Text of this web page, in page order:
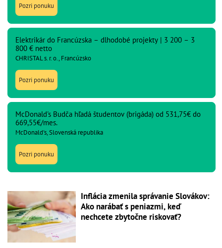
Pozri ponuku
Elektrikár do Francúzska – dlhodobé projekty | 3 200 – 3
800 € netto
CHRISTAL s. r. o., Francúzsko
Pozri ponuku
McDonald's Budča hľadá študentov (brigáda) od 531,75€ do
669,55€/mes.
McDonald's, Slovenská republika
Pozri ponuku
Inflácia zmenila správanie Slovákov:
Ako narábať s peniazmi, keď
nechcete zbytočne riskovať?